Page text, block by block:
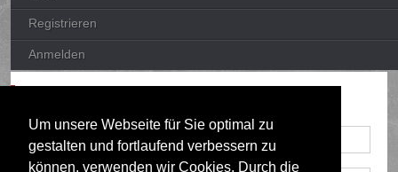
Um unsere Webseite für Sie optimal zu
gestalten und fortlaufend verbessern zu
können, verwenden wir Cookies. Durch die
Registrieren
Anmelden